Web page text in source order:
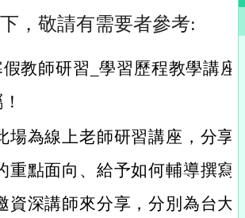
，敬請有需要者參考:
假教師研習_學習歷程教學講
場為線上老師研習講座，分享
重點面向、給予如何輔導撰寫
資深講師來分享，分別為台大